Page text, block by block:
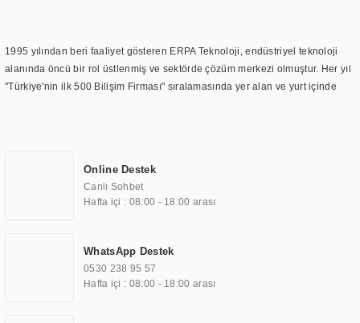
1995 yılından beri faaliyet gösteren ERPA Teknoloji, endüstriyel teknoloji
alanında öncü bir rol üstlenmiş ve sektörde çözüm merkezi olmuştur. Her yıl
"Türkiye'nin ilk 500 Bilişim Firması" sıralamasında yer alan ve yurt içinde
TOCHI markası altında kendi ürettiği ürünlerde kullanmıştır. Günümüzde
TOCHI; videowall, digital signage, kiosk, totem, akıllı durak ekranı, araç içi
ekran, asansör ekranı, digital menüboard, marin ekran, medikal ekran,
ekranları, endüstriyel ekranlar, kapı önü bilgi ekranları, panel PC,
endüstriyel Panel PC, mini PC, endüstriyel mini PC ve akıllı bina sistemleri
gibi çözümleri 4.5" ile 110” boyutları arasında üretebilirken, ayrıca standart
Online Destek
Canlı Sohbet
Hafta içi : 08:00 - 18:00 arası
WhatsApp Destek
0530 238 95 57
Hafta içi : 08:00 - 18:00 arası